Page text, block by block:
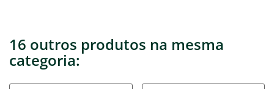
16 outros produtos na mesma
categoria: